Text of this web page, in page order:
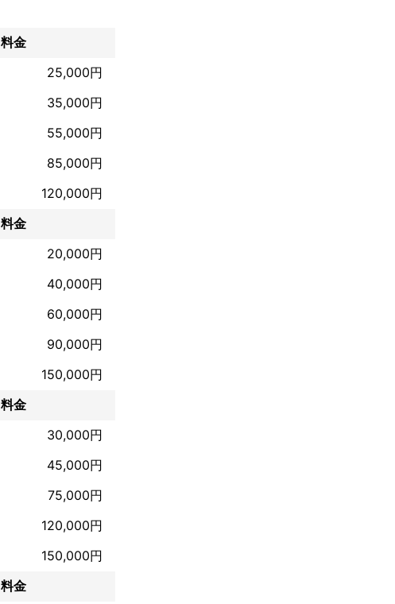
料金
25,000円
35,000円
55,000円
85,000円
120,000円
料金
20,000円
40,000円
60,000円
90,000円
150,000円
料金
30,000円
45,000円
75,000円
120,000円
150,000円
料金